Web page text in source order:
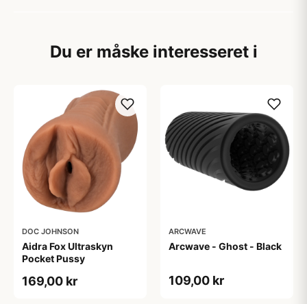
Du er måske interesseret i
DOC JOHNSON
Aidra Fox Ultraskyn
Pocket Pussy
169,00 kr
ARCWAVE
Arcwave - Ghost - Black
109,00 kr